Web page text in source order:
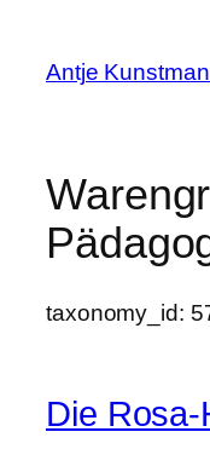
springen
Antje
taxonomy_id:
Die